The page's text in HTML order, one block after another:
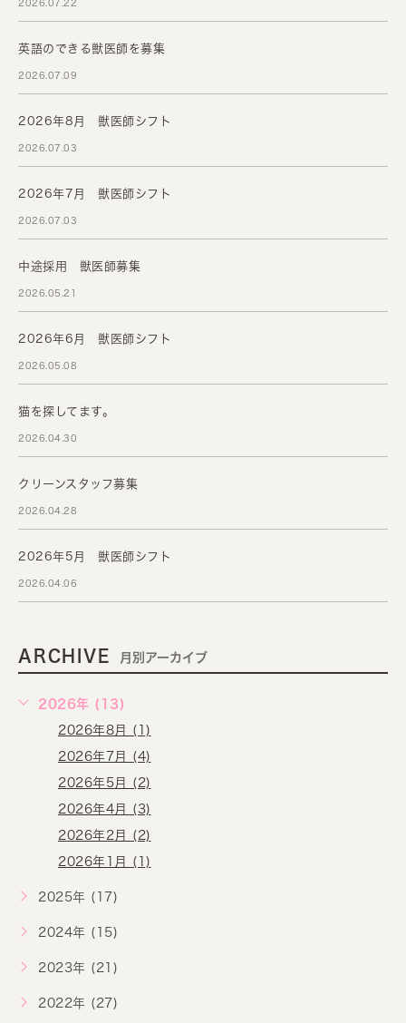
2026.07.22
英語のできる獣医師を募集
2026.07.09
2026年8月 獣医師シフト
2026.07.03
2026年7月 獣医師シフト
2026.07.03
中途採用 獣医師募集
2026.05.21
2026年6月 獣医師シフト
2026.05.08
猫を探してます。
2026.04.30
クリーンスタッフ募集
2026.04.28
2026年5月 獣医師シフト
2026.04.06
ARCHIVE 月別アーカイブ
2026年 (13)
2026年8月 (1)
2026年7月 (4)
2026年5月 (2)
2026年4月 (3)
2026年2月 (2)
2026年1月 (1)
2025年 (17)
2024年 (15)
2023年 (21)
2022年 (27)